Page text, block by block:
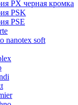
PX черная кромка
PSK
PSE
nanotex soft